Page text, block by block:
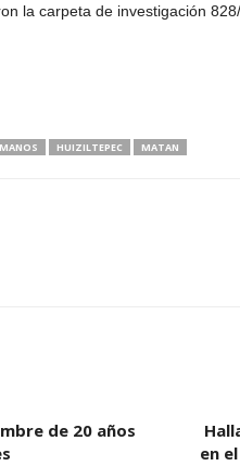
la carpeta de investigación
HUIZILTEPEC MATAN
de 20 años
en